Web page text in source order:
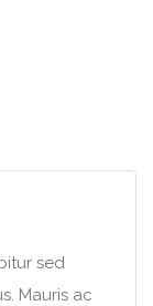
sed
Mauris ac